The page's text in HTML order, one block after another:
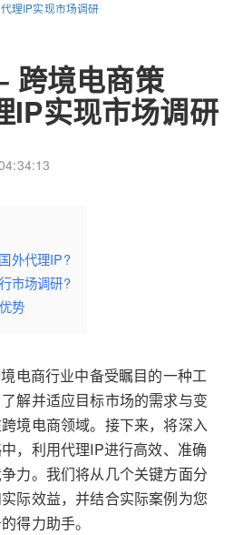
理IP实现市场调研
跨境电商策
IP实现市场调研
外代理IP?
市场调研?
势
电商行业中备受瞩目的一种工
解并适应目标市场的需求与变
境电商领域。接下来，将深入
，利用代理IP进行高效、准确
力。我们将从几个关键方面分
际效益，并结合实际案例为您
得力助手。